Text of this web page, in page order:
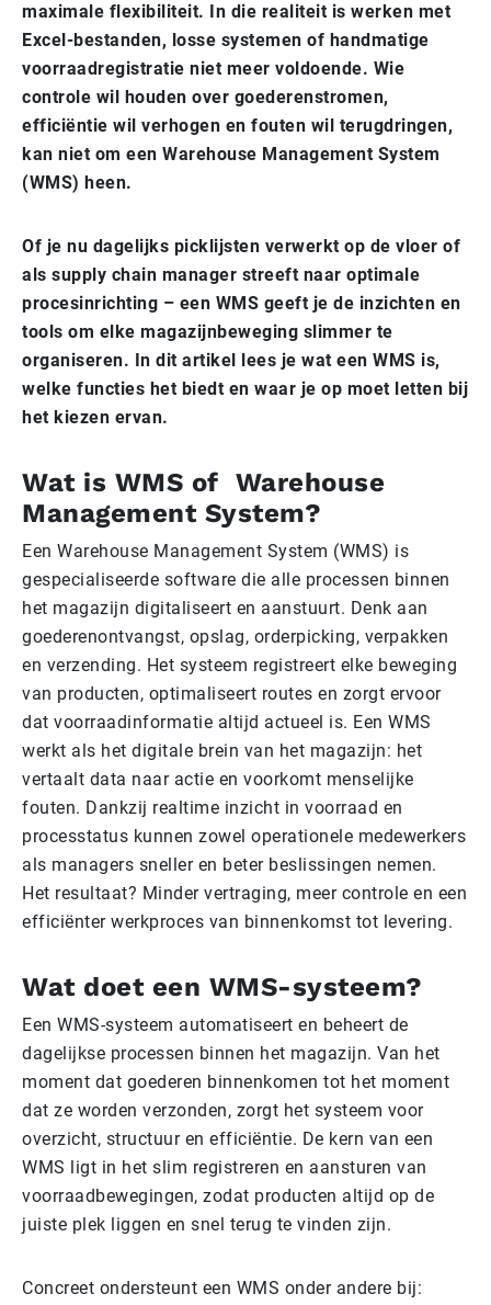
maximale flexibiliteit. In die realiteit is werken met
Excel-bestanden, losse systemen of handmatige
voorraadregistratie niet meer voldoende. Wie
controle wil houden over goederenstromen,
efficiëntie wil verhogen en fouten wil terugdringen,
kan niet om een Warehouse Management System
(WMS) heen.
Of je nu dagelijks picklijsten verwerkt op de vloer of
als supply chain manager streeft naar optimale
procesinrichting – een WMS geeft je de inzichten en
tools om elke magazijnbeweging slimmer te
organiseren. In dit artikel lees je wat een WMS is,
welke functies het biedt en waar je op moet letten bij
het kiezen ervan.
Wat is WMS of Warehouse
Management System?
Een Warehouse Management System (WMS) is
gespecialiseerde software die alle processen binnen
het magazijn digitaliseert en aanstuurt. Denk aan
goederenontvangst, opslag, orderpicking, verpakken
en verzending. Het systeem registreert elke beweging
van producten, optimaliseert routes en zorgt ervoor
dat voorraadinformatie altijd actueel is. Een WMS
werkt als het digitale brein van het magazijn: het
vertaalt data naar actie en voorkomt menselijke
fouten. Dankzij realtime inzicht in voorraad en
processtatus kunnen zowel operationele medewerkers
als managers sneller en beter beslissingen nemen.
Het resultaat? Minder vertraging, meer controle en een
efficiënter werkproces van binnenkomst tot levering.
Wat doet een WMS-systeem?
Een WMS-systeem automatiseert en beheert de
dagelijkse processen binnen het magazijn. Van het
moment dat goederen binnenkomen tot het moment
dat ze worden verzonden, zorgt het systeem voor
overzicht, structuur en efficiëntie. De kern van een
WMS ligt in het slim registreren en aansturen van
voorraadbewegingen, zodat producten altijd op de
juiste plek liggen en snel terug te vinden zijn.
Concreet ondersteunt een WMS onder andere bij: